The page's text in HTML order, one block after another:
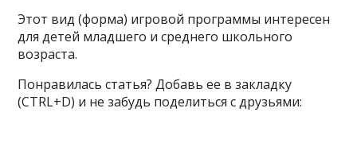
Этот вид (форма) игровой программы интересен
для детей младшего и среднего школьного
возраста.
Понравилась статья? Добавь ее в закладку
(CTRL+D) и не забудь поделиться с друзьями: